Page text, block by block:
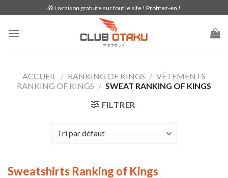
to
content
🎁 Livraison gratuite sur tout le site ! Profitez-en !
ACCUEIL / RANKING OF KINGS / VÊTEMENTS
RANKING OF KINGS / SWEAT RANKING OF KINGS
FILTRER
Sweatshirts Ranking of Kings